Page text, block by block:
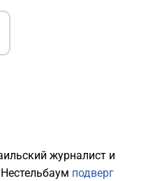
журналист и
подверг